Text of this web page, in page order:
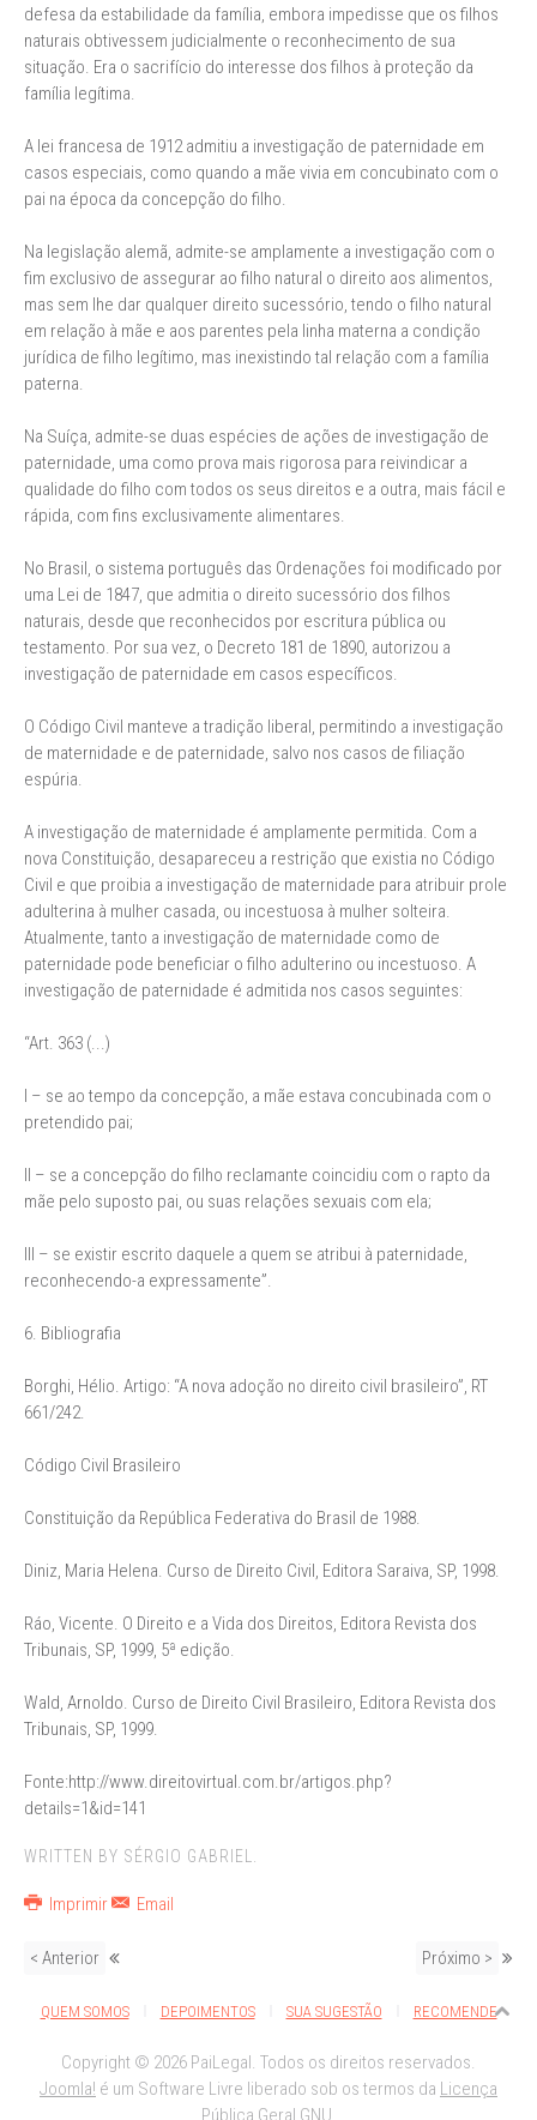
defesa da estabilidade da família, embora impedisse que os filhos
naturais obtivessem judicialmente o reconhecimento de sua
situação. Era o sacrifício do interesse dos filhos à proteção da
família legítima.
A lei francesa de 1912 admitiu a investigação de paternidade em
casos especiais, como quando a mãe vivia em concubinato com o
pai na época da concepção do filho.
Na legislação alemã, admite-se amplamente a investigação com o
fim exclusivo de assegurar ao filho natural o direito aos alimentos,
mas sem lhe dar qualquer direito sucessório, tendo o filho natural
em relação à mãe e aos parentes pela linha materna a condição
jurídica de filho legítimo, mas inexistindo tal relação com a família
paterna.
Na Suíça, admite-se duas espécies de ações de investigação de
paternidade, uma como prova mais rigorosa para reivindicar a
qualidade do filho com todos os seus direitos e a outra, mais fácil e
rápida, com fins exclusivamente alimentares.
No Brasil, o sistema português das Ordenações foi modificado por
uma Lei de 1847, que admitia o direito sucessório dos filhos
naturais, desde que reconhecidos por escritura pública ou
testamento. Por sua vez, o Decreto 181 de 1890, autorizou a
investigação de paternidade em casos específicos.
O Código Civil manteve a tradição liberal, permitindo a investigação
de maternidade e de paternidade, salvo nos casos de filiação
espúria.
A investigação de maternidade é amplamente permitida. Com a
nova Constituição, desapareceu a restrição que existia no Código
Civil e que proibia a investigação de maternidade para atribuir prole
adulterina à mulher casada, ou incestuosa à mulher solteira.
Atualmente, tanto a investigação de maternidade como de
paternidade pode beneficiar o filho adulterino ou incestuoso. A
investigação de paternidade é admitida nos casos seguintes:
“Art. 363 (...)
I – se ao tempo da concepção, a mãe estava concubinada com o
pretendido pai;
II – se a concepção do filho reclamante coincidiu com o rapto da
mãe pelo suposto pai, ou suas relações sexuais com ela;
III – se existir escrito daquele a quem se atribui à paternidade,
reconhecendo-a expressamente”.
6. Bibliografia
Borghi, Hélio. Artigo: “A nova adoção no direito civil brasileiro”, RT
661/242.
Código Civil Brasileiro
Constituição da República Federativa do Brasil de 1988.
Diniz, Maria Helena. Curso de Direito Civil, Editora Saraiva, SP, 1998.
Ráo, Vicente. O Direito e a Vida dos Direitos, Editora Revista dos
Tribunais, SP, 1999, 5ª edição.
Wald, Arnoldo. Curso de Direito Civil Brasileiro, Editora Revista dos
Tribunais, SP, 1999.
Fonte:http://www.direitovirtual.com.br/artigos.php?
details=1&id=141
WRITTEN BY SÉRGIO GABRIEL.
Imprimir Email
< Anterior Próximo >
QUEM SOMOS DEPOIMENTOS SUA SUGESTÃO RECOMENDE
Copyright © 2026 PaiLegal. Todos os direitos reservados.
Joomla! é um Software Livre liberado sob os termos da Licença
Pública Geral GNU.